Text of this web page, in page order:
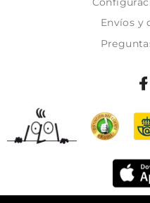
Envíos y